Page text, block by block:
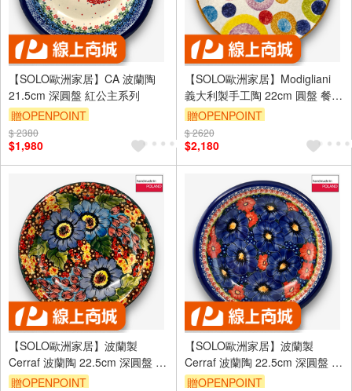
【SOLO歐洲家居】CA 波蘭陶
21.5cm 深圓盤 紅公主系列
贈OPENPOINT
$ 2380
$1,980
【SOLO歐洲家居】Modigliani
義大利製手工陶 22cm 圓盤 餐盤
POP普普藝術(白底圓圈)系列
贈OPENPOINT
$ 2620
$2,180
【SOLO歐洲家居】波蘭製
Cerraf 波蘭陶 22.5cm 深圓盤 意
麵盤 圓盤 繁花深處系列
贈OPENPOINT
【SOLO歐洲家居】波蘭製
Cerraf 波蘭陶 22.5cm 深圓盤 意
麵盤 圓盤 赤藍芳華系列
贈OPENPOINT